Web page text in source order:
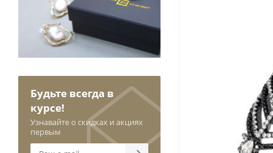
Будьте всегда в
курсе!
Узнавайте о скидках и акциях
первым